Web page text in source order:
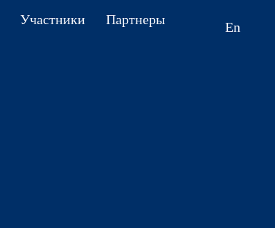
Участники
Партнеры
En